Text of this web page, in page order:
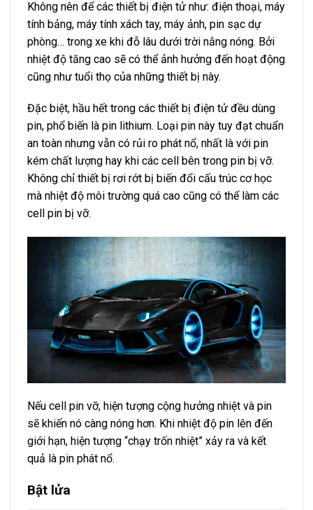
Không nên để các thiết bị điện tử như: điện thoại, máy
tính bảng, máy tính xách tay, máy ảnh, pin sạc dự
phòng… trong xe khi đỗ lâu dưới trời nắng nóng. Bởi
nhiệt độ tăng cao sẽ có thể ảnh hưởng đến hoạt động
cũng như tuổi thọ của những thiết bị này.
Đặc biệt, hầu hết trong các thiết bị điện tử đều dùng
pin, phổ biến là pin lithium. Loại pin này tuy đạt chuẩn
an toàn nhưng vẫn có rủi ro phát nổ, nhất là với pin
kém chất lượng hay khi các cell bên trong pin bị vỡ.
Không chỉ thiết bị rơi rớt bị biến đổi cấu trúc cơ học
mà nhiệt độ môi trường quá cao cũng có thể làm các
cell pin bị vỡ.
Nếu cell pin vỡ, hiện tượng cộng hưởng nhiệt và pin
sẽ khiến nó càng nóng hơn. Khi nhiệt độ pin lên đến
giới hạn, hiện tượng “chạy trốn nhiệt” xảy ra và kết
quả là pin phát nổ.
Bật lửa